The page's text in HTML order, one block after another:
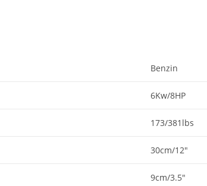
Benzin
6Kw/8HP
173/381lbs
30cm/12"
9cm/3.5"